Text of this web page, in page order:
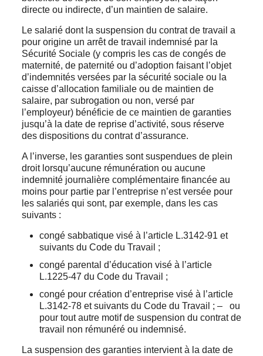
directe ou indirecte, d’un maintien de salaire.
Le salarié dont la suspension du contrat de travail a
pour origine un arrêt de travail indemnisé par la
Sécurité Sociale (y compris les cas de congés de
maternité, de paternité ou d’adoption faisant l’objet
d’indemnités versées par la sécurité sociale ou la
caisse d’allocation familiale ou de maintien de
salaire, par subrogation ou non, versé par
l’employeur) bénéficie de ce maintien de garanties
jusqu’à la date de reprise d’activité, sous réserve
des dispositions du contrat d’assurance.
A l’inverse, les garanties sont suspendues de plein
droit lorsqu’aucune rémunération ou aucune
indemnité journalière complémentaire financée au
moins pour partie par l’entreprise n’est versée pour
les salariés qui sont, par exemple, dans les cas
suivants :
congé sabbatique visé à l’article L.3142-91 et
suivants du Code du Travail ;
congé parental d’éducation visé à l’article
L.1225-47 du Code du Travail ;
congé pour création d’entreprise visé à l’article
L.3142-78 et suivants du Code du Travail ; – ou
pour tout autre motif de suspension du contrat de
travail non rémunéré ou indemnisé.
La suspension des garanties intervient à la date de